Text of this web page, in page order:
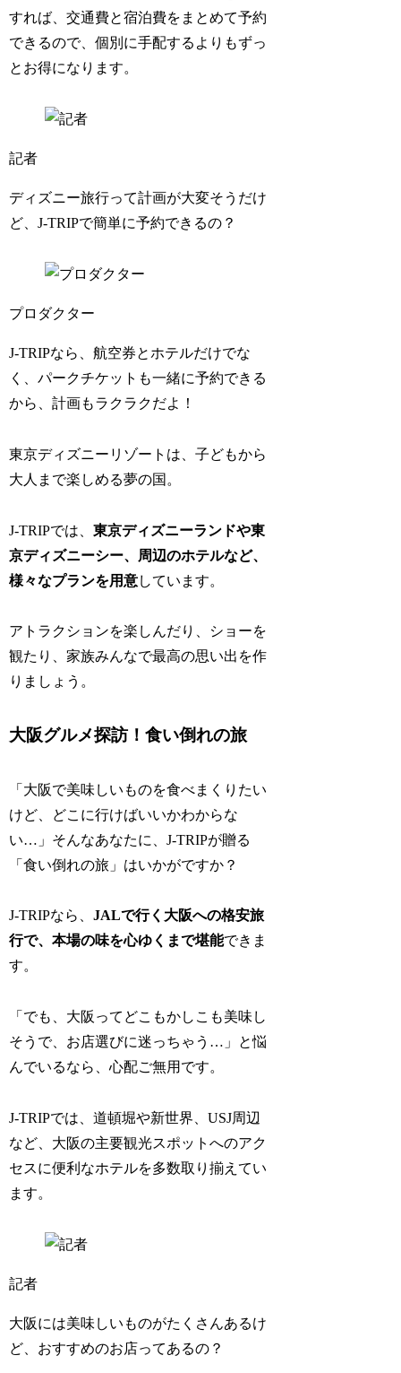
すれば、交通費と宿泊費をまとめて予約
できるので、個別に手配するよりもずっ
とお得になります。
記者
ディズニー旅行って計画が大変そうだけ
ど、J-TRIPで簡単に予約できるの？
プロダクター
J-TRIPなら、航空券とホテルだけでな
く、パークチケットも一緒に予約できる
から、計画もラクラクだよ！
東京ディズニーリゾートは、子どもから
大人まで楽しめる夢の国。
J-TRIPでは、東京ディズニーランドや東
京ディズニーシー、周辺のホテルなど、
様々なプランを用意しています。
アトラクションを楽しんだり、ショーを
観たり、家族みんなで最高の思い出を作
りましょう。
大阪グルメ探訪！食い倒れの旅
「大阪で美味しいものを食べまくりたい
けど、どこに行けばいいかわからな
い…」そんなあなたに、J-TRIPが贈る
「食い倒れの旅」はいかがですか？
J-TRIPなら、JALで行く大阪への格安旅
行で、本場の味を心ゆくまで堪能できま
す。
「でも、大阪ってどこもかしこも美味し
そうで、お店選びに迷っちゃう…」と悩
んでいるなら、心配ご無用です。
J-TRIPでは、道頓堀や新世界、USJ周辺
など、大阪の主要観光スポットへのアク
セスに便利なホテルを多数取り揃えてい
ます。
記者
大阪には美味しいものがたくさんあるけ
ど、おすすめのお店ってあるの？